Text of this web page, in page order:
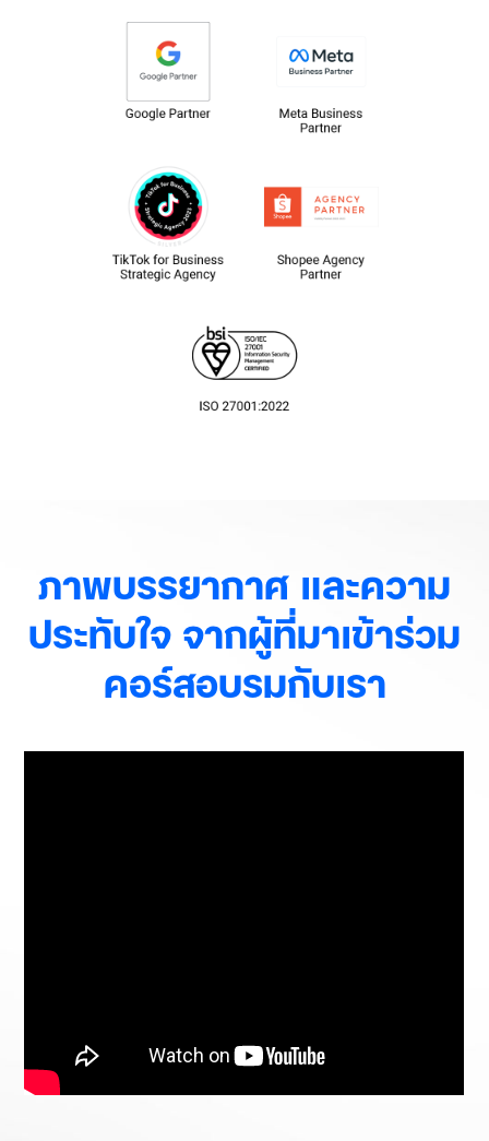
ภาพบรรยากาศ และความ
ประทับใจ จากผู้ที่มาเข้าร่วม
คอร์สอบรมกับเรา